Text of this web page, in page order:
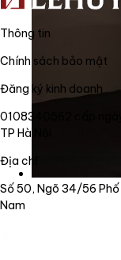
Thông tin
Chính sách bảo mật
Đăng ký kinh doanh
0108340562 cấp
TP Hà Nội
Địa chỉ
Số 50, Ngõ 34/56 Phố
Nam